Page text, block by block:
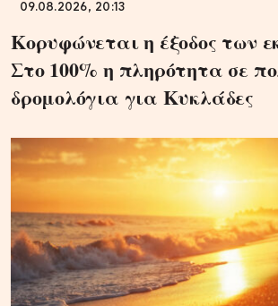
09.08.2026, 20:13
Κορυφώνεται η έξοδος των
Στο 100% η πληρότητα σε
δρομολόγια για Κυκλάδες